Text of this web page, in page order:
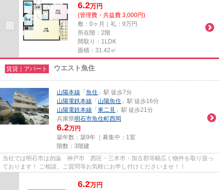
6.2万円
(管理費・共益費 3,000円)
敷：0ヶ月｜礼：9万円
所在階：2階
間取り：1LDK
面積：31.42㎡
賃貸｜アパート ウエスト魚住
山陽本線 「 魚住 」駅 徒歩7分
山陽電鉄本線 「 山陽魚住 」駅 徒歩16分
山陽電鉄本線 「 東二見 」駅 徒歩21分
兵庫県明石市魚住町西岡
6.2万円
築年数：築9年 ｜募集中： 1室
階数：3階建
当社では明石市は勿論 神戸市 西区・三木市・加古郡等幅広く物件を取り扱っ
ております！ ご相談、ご質問等お気軽にお申し付けくださいませ！！
6.2万円